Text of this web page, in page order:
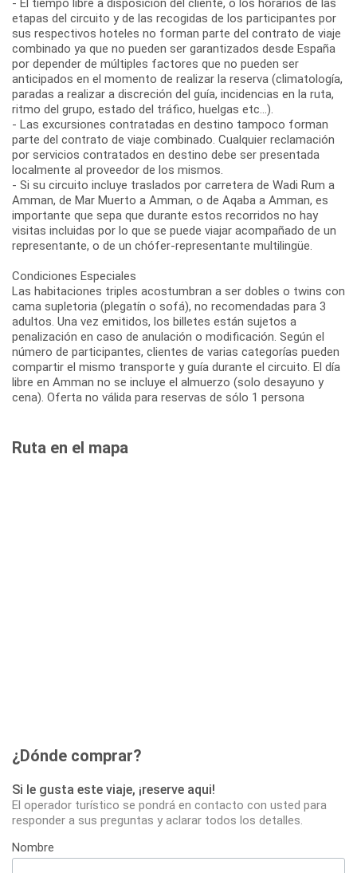
etapas del circuito y de las recogidas de los participantes por
sus respectivos hoteles no forman parte del contrato de viaje
combinado ya que no pueden ser garantizados desde España
por depender de múltiples factores que no pueden ser
anticipados en el momento de realizar la reserva (climatología,
paradas a realizar a discreción del guía, incidencias en la ruta,
ritmo del grupo, estado del tráfico, huelgas etc...).
- Las excursiones contratadas en destino tampoco forman
parte del contrato de viaje combinado. Cualquier reclamación
por servicios contratados en destino debe ser presentada
localmente al proveedor de los mismos.
- Si su circuito incluye traslados por carretera de Wadi Rum a
Amman, de Mar Muerto a Amman, o de Aqaba a Amman, es
importante que sepa que durante estos recorridos no hay
visitas incluidas por lo que se puede viajar acompañado de un
representante, o de un chófer-representante multilingüe.
Condiciones Especiales
Las habitaciones triples acostumbran a ser dobles o twins con
cama supletoria (plegatín o sofá), no recomendadas para 3
adultos. Una vez emitidos, los billetes están sujetos a
penalización en caso de anulación o modificación. Según el
número de participantes, clientes de varias categorías pueden
compartir el mismo transporte y guía durante el circuito. El día
libre en Amman no se incluye el almuerzo (solo desayuno y
cena). Oferta no válida para reservas de sólo 1 persona
Ruta en el mapa
¿Dónde comprar?
Si le gusta este viaje, ¡reserve aqui!
El operador turístico se pondrá en contacto con usted para
responder a sus preguntas y aclarar todos los detalles.
Nombre